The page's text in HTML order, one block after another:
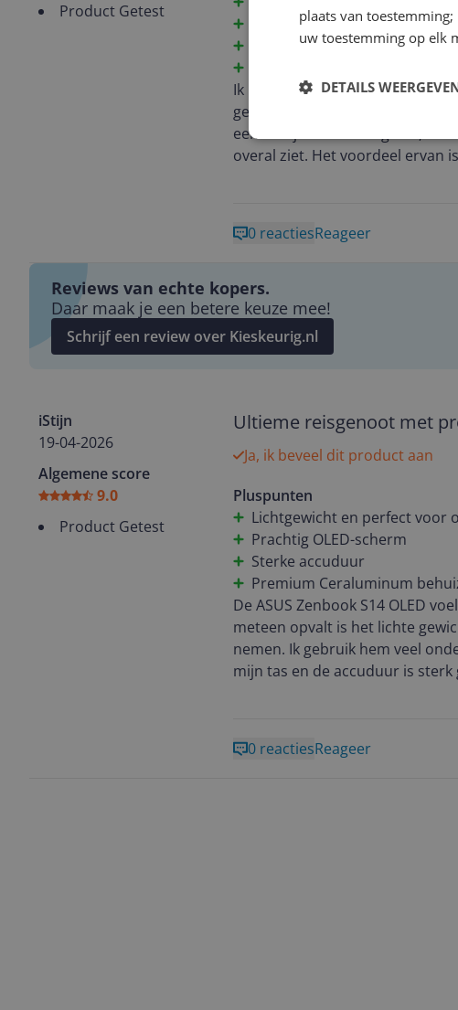
Product Getest
Ik heb de ASUS Zenbook S14
gekozen heb. Het eerste wat
een beetje steenachtig aan,
overal ziet. Het voordeel ervan
Wat me echt heeft verrast, is
staan en daarbij Youtube of
urenlang vol. Ik kan
mijn oplader ben vergeten en
En dan het OLED-scherm... Als
films en series!
Toch vond ik nog een
Omdat de laptop zo dun is,
moet er wel even aan wennen.
Maar, als je een laptop zoekt
high-end aanvoelt, dan zit je
echte game-pc, maar voor
absolute aanrader. Hij voelt
Ook ideaal voor onderweg dus!
Hij is licht
Hij is stil
0 reactiesReageer
Reviews van echte kopers.
Daar maak je een betere keuze mee!
Schrijf een review over Kieskeurig.nl
iStijn
19-04-2026
Algemene score
9.0
Product Getest
Ultieme reisgenoot met
De ASUS Zenbook S14 OLED
meteen opvalt is het lichte
nemen. Ik gebruik hem veel
mijn tas en de accuduur is
en alles oogt haarscherp. Voor
Pluspunten
Lichtgewicht en perfect voor
Prachtig OLED-scherm
Sterke accuduur
Premium Ceraluminum
Ja, ik beveel dit product aan
0 reactiesReageer
plaats van
uw toestemming op elk
DETAILS